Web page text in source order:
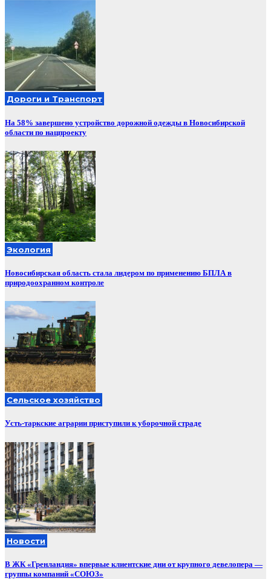
Дороги и Транспорт
На 58% завершено устройство дорожной одежды в Новосибирской
области по нацпроекту
Экология
Новосибирская область стала лидером по применению БПЛА в
природоохранном контроле
Сельское хозяйство
Усть-таркские аграрии приступили к уборочной страде
Новости
В ЖК «Гренландия» впервые клиентские дни от крупного девелопера —
группы компаний «СОЮЗ»